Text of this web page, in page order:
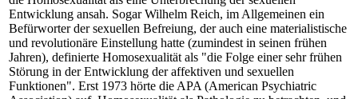
Entwicklung ansah. Sogar Wilhelm Reich, im Allgemeinen ein
Befürworter der sexuellen Befreiung, der auch eine materialistische
und revolutionäre Einstellung hatte (zumindest in seinen frühen
Jahren), definierte Homosexualität als "die Folge einer sehr frühen
Störung in der Entwicklung der affektiven und sexuellen
Funktionen". Erst 1973 hörte die APA (American Psychiatric